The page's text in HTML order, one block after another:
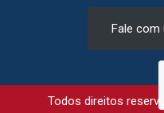
Fale com
Todos direitos